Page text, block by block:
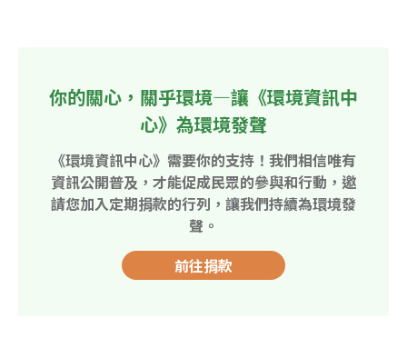
你的關心，關乎環境—讓《環境資訊中
心》為環境發聲
《環境資訊中心》需要你的支持！我們相信唯有
資訊公開普及，才能促成民眾的參與和行動，邀
請您加入定期捐款的行列，讓我們持續為環境發
聲。
前往捐款